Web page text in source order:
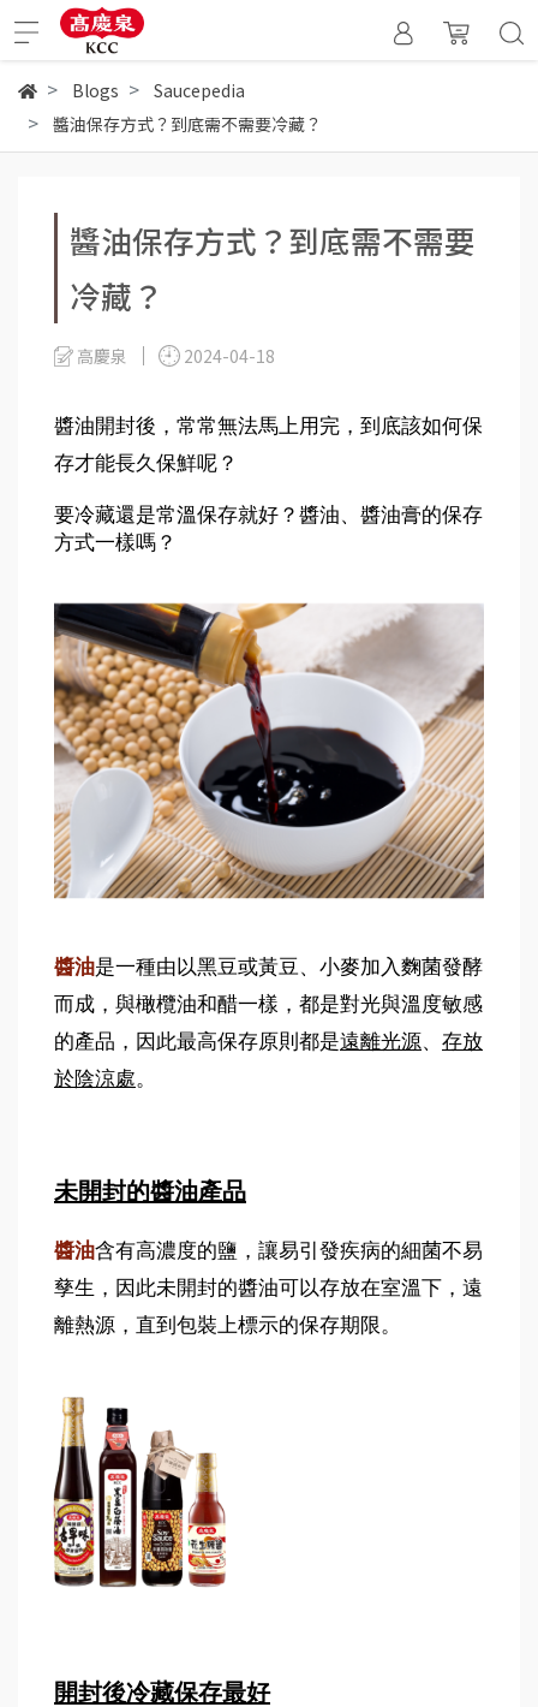
Blogs
Saucepedia
醬油保存方式？到底需不需要冷藏？
醬油保存方式？到底需不需要
冷藏？
高慶泉 2024-04-18
醬油開封後，常常無法馬上用完，到底該如何保
存才能長久保鮮呢？
要冷藏還是常溫保存就好？醬油、醬油膏的保存
方式一樣嗎？
醬油是一種由以黑豆或黃豆、小麥加入麴菌發酵
而成，與橄欖油和醋一樣，都是對光與溫度敏感
的產品，因此最高保存原則都是遠離光源、 存放
於陰涼處。
未開封的醬油產品
醬油含有高濃度的鹽，讓易引發疾病的細菌不易
孳生，因此未開封的醬油可以存放在室溫下，遠
離熱源，直到包裝上標示的保存期限。
開封後冷藏保存最好